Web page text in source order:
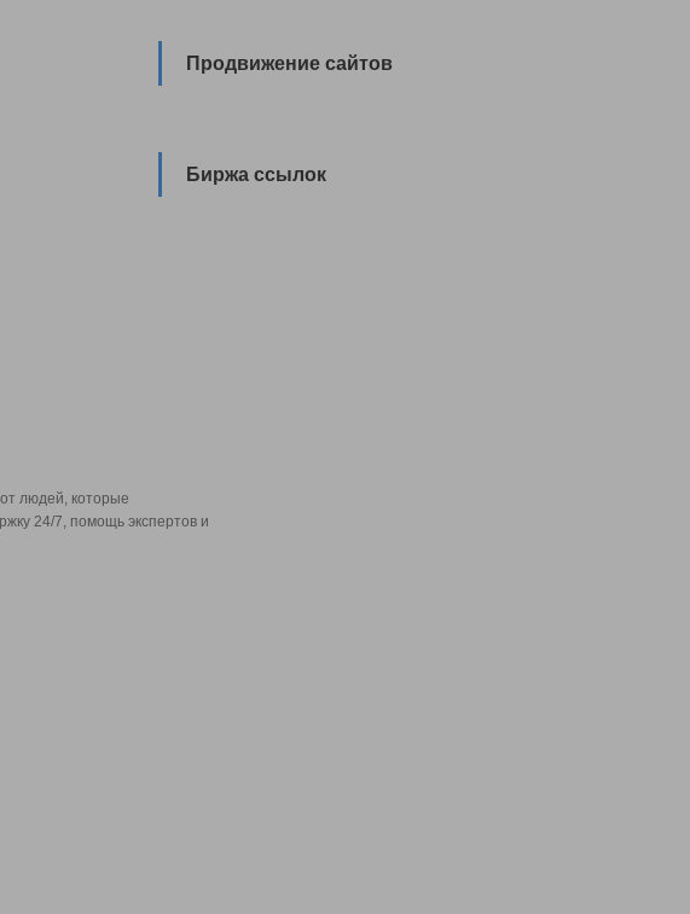
Продвижение сайтов
Биржа ссылок
людей, которые
24/7, помощь экспертов и